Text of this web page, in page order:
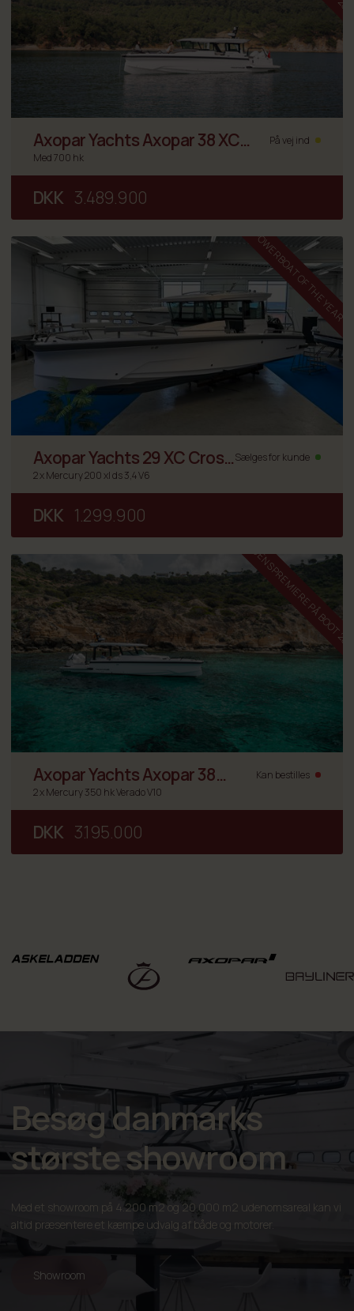
Axopar Yachts Axopar 38 XC
Cross Cabin
På vej ind
Med 700 hk
DKK 3.489.900
POWERBOAT OF THE YEAR
Axopar Yachts 29 XC Cross
Cabin
Sælges for kunde
2 x Mercury 200 xl ds 3,4 V6
DKK 1.299.900
VERDENSPREMIERE PÅ
Axopar Yachts Axopar 38
Suntop
Kan bestilles
2 x Mercury 350 hk Verado V10
DKK 3.195.000
Besøg danmarks
største showroom
Med et showroom på 4.200 m2 og 20.000 m2 udenomsareal kan vi
altid præsentere et kæmpe udvalg af både og motorer.
Showroom